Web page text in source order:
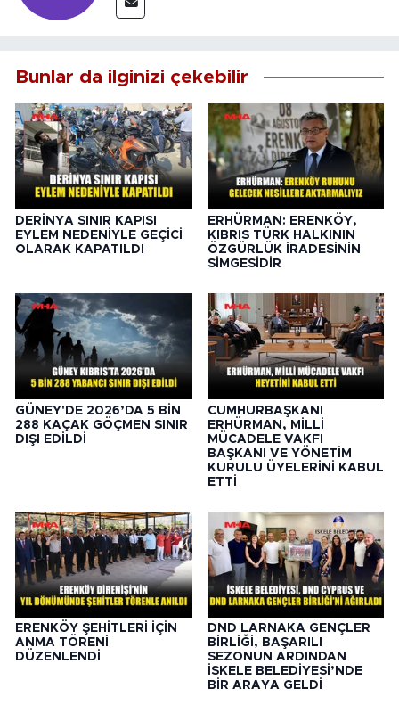
Bunlar da ilginizi çekebilir
DERİNYA SINIR KAPISI
EYLEM NEDENİYLE GEÇİCİ
OLARAK KAPATILDI
ERHÜRMAN: ERENKÖY,
KIBRIS TÜRK HALKININ
ÖZGÜRLÜK İRADESİNİN
SİMGESİDİR
GÜNEY'DE 2026’DA 5 BİN
288 KAÇAK GÖÇMEN SINIR
DIŞI EDİLDİ
CUMHURBAŞKANI
ERHÜRMAN, MİLLİ
MÜCADELE VAKFI
BAŞKANI VE YÖNETİM
KURULU ÜYELERİNİ KABUL
ETTİ
ERENKÖY ŞEHİTLERİ İÇİN
ANMA TÖRENİ
DÜZENLENDİ
DND LARNAKA GENÇLER
BİRLİĞİ, BAŞARILI
SEZONUN ARDINDAN
İSKELE BELEDİYESİ’NDE
BİR ARAYA GELDİ